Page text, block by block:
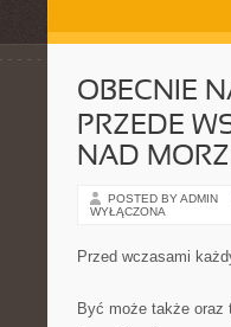
OBECNIE
PRZEDE
NAD
POSTED BY ADMIN
WYŁĄCZONA
Przed wczasami
Być może także